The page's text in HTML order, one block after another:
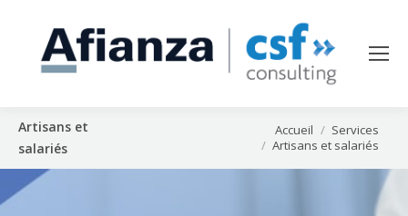
Artisans et
salariés
Accueil
Services
Artisans et salariés